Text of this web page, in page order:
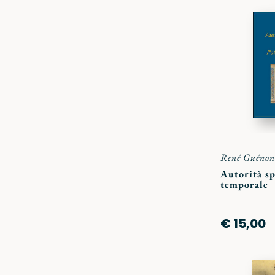
René Guénon
Autorità
temporale
€ 15,00